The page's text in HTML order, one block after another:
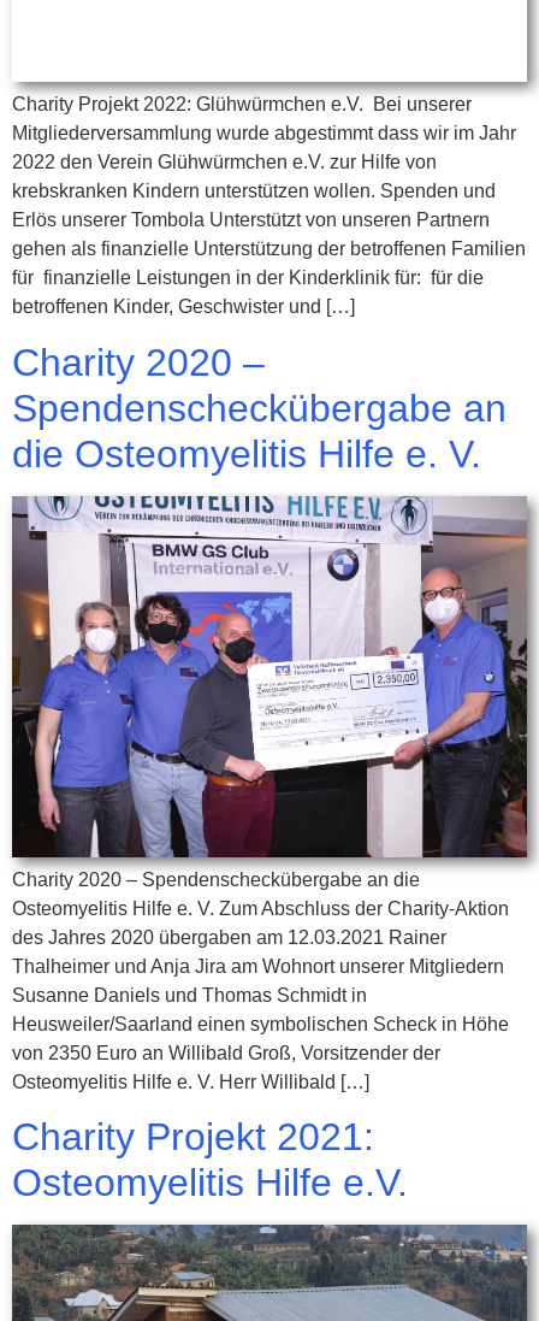
Charity Projekt 2022: Glühwürmchen e.V. Bei unserer
Mitgliederversammlung wurde abgestimmt dass wir im Jahr
2022 den Verein Glühwürmchen e.V. zur Hilfe von
krebskranken Kindern unterstützen wollen. Spenden und
Erlös unserer Tombola Unterstützt von unseren Partnern
gehen als finanzielle Unterstützung der betroffenen Familien
für finanzielle Leistungen in der Kinderklinik für: für die
betroffenen Kinder, Geschwister und […]
Charity 2020 –
Spendenscheckübergabe an
die Osteomyelitis Hilfe e. V.
Charity 2020 – Spendenscheckübergabe an die
Osteomyelitis Hilfe e. V. Zum Abschluss der Charity-Aktion
des Jahres 2020 übergaben am 12.03.2021 Rainer
Thalheimer und Anja Jira am Wohnort unserer Mitgliedern
Susanne Daniels und Thomas Schmidt in
Heusweiler/Saarland einen symbolischen Scheck in Höhe
von 2350 Euro an Willibald Groß, Vorsitzender der
Osteomyelitis Hilfe e. V. Herr Willibald […]
Charity Projekt 2021:
Osteomyelitis Hilfe e.V.